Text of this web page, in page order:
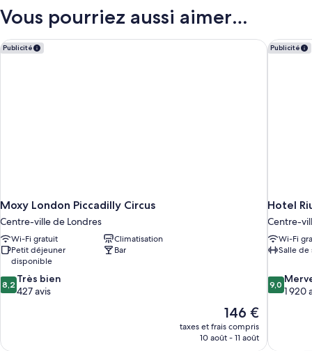
de
Chambre
Vous pourriez aussi aimer…
Publicité
Moxy London Piccadilly Circus
Centre-ville de Londres
Wi-Fi gratuit
Climatisation
Petit déjeuner
disponible
Bar
8.2
sur
427 avis
8,2 Très bien
427 avis
Le
nouveau
prix
146 €
taxes et frais compris
10 août - 11 août
Moxy London Piccadilly Circus Publicité
Hotel
Centre-
Wi-Fi
Salle de
9.0
sur
9,0
1 920
Hotel